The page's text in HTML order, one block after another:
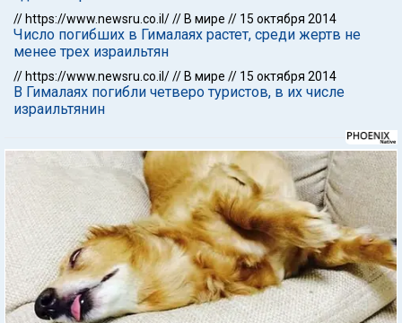
// https://www.newsru.co.il/// В мире // 15 октября 2014
Число погибших в Гималаях растет, среди жертв не
менее трех израильтян
// https://www.newsru.co.il/// В мире // 15 октября 2014
В Гималаях погибли четверо туристов, в их числе
израильтянин